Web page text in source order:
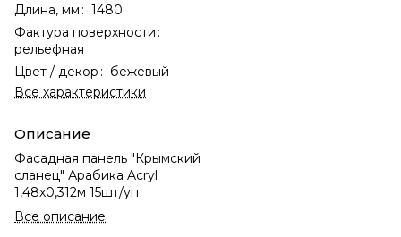
Длина, мм : 1480
Фактура поверхности :
рельефная
Цвет / декор : бежевый
Все характеристики
Описание
Фасадная панель "Крымский
сланец" Арабика Acryl
1,48х0,312м 15шт/уп
Все описание